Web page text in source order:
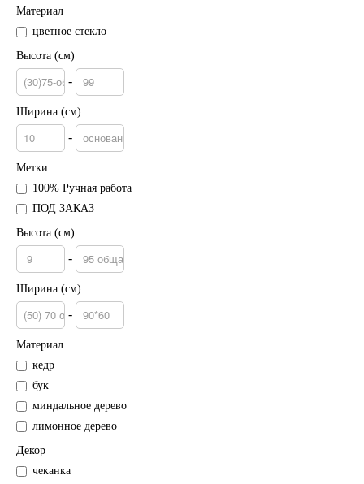
Материал
цветное стекло
Высота (см)
-
Ширина (см)
-
Метки
100% Ручная работа
ПОД ЗАКАЗ
Высота (см)
-
Ширина (см)
-
Материал
кедр
бук
миндальное дерево
лимонное дерево
Декор
чеканка